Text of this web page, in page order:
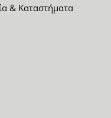
& Καταστήματα